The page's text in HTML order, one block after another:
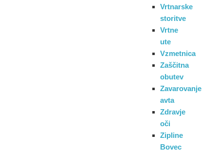
Vrtnarske
storitve
Vrtne
ute
Vzmetnica
Zaščitna
obutev
Zavarovanje
avta
Zdravje
oči
Zipline
Bovec